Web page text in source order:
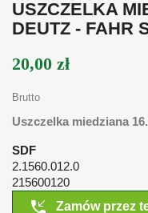
USZCZELKA
DEUTZ - FAHR
20,00 zł
Brutto
Uszczelka miedziana
SDF
2.1560.012.0
215600120
phone_callback
Zamów przez